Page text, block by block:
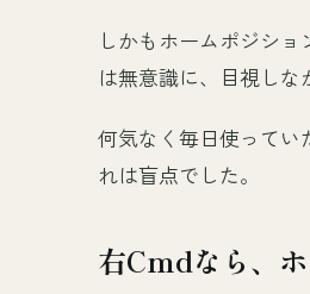
しかもホームポジショ
は無意識に、目視しな
何気なく毎日使ってい
れは盲点でした。
右Cmdなら、